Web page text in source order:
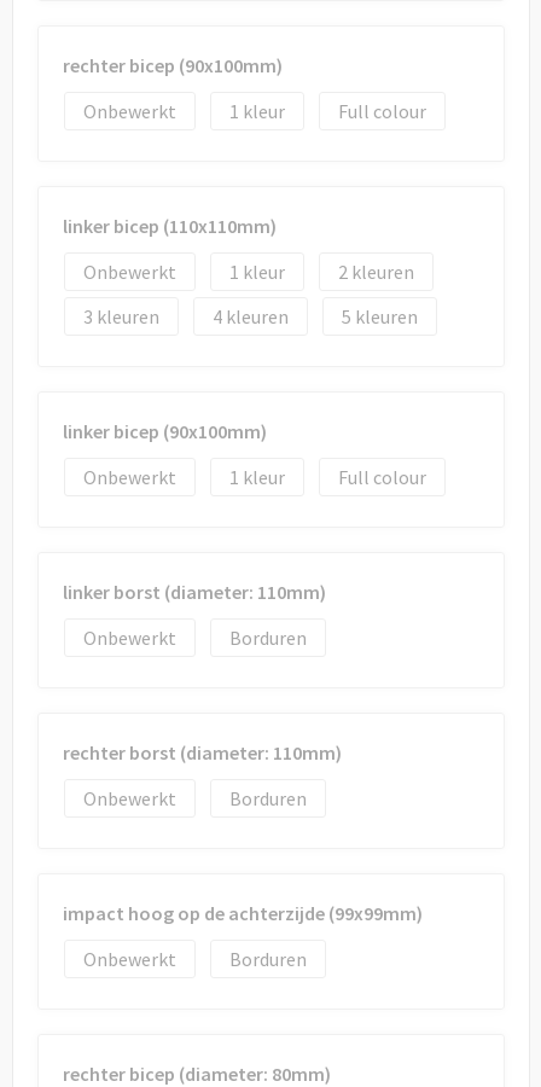
rechter bicep (90x100mm)
Onbewerkt
1 Full colour
linker bicep (110x110mm)
Onbewerkt
1
2
3
4 5
linker bicep (90x100mm)
Onbewerkt
1 Full colour
linker borst (diameter: 110mm)
Onbewerkt
Borduren
rechter borst (diameter: 110mm)
Onbewerkt
Borduren
impact hoog op de achterzijde (99x99mm)
Onbewerkt
Borduren
rechter bicep (diameter: 80mm)